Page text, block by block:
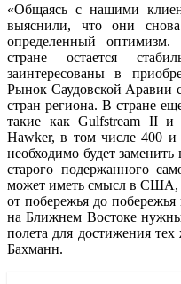
«Общаясь с нашими
выяснили, что они
определенный оптимизм.
стране остается
заинтересованы в
Рынок Саудовской Аравии
стран региона. В стране
такие как Gulfstream II
Hawker, в том числе 400
необходимо будет
старого подержанного
может иметь смысл в США,
от побережья до
на Ближнем Востоке
полета для достижения
Бахманн.